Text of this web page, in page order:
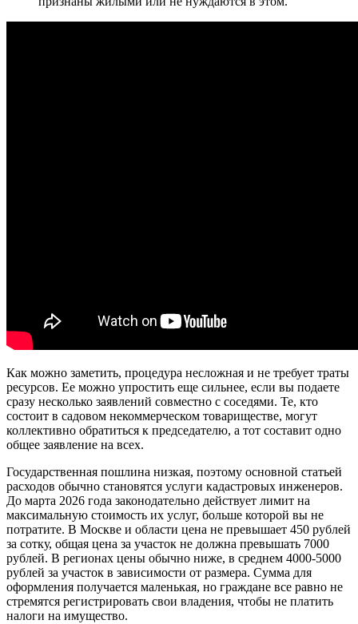
Как можно заметить, процедура несложная и не требует траты
ресурсов. Ее можно упростить еще сильнее, если вы подаете
сразу несколько заявлений совместно с соседями. Те, кто
состоит в садовом некоммерческом товариществе, могут
коллективно обратиться к председателю, а тот составит одно
общее заявление на всех.
Государственная пошлина низкая, поэтому основной статьей
расходов обычно становятся услуги кадастровых инженеров.
До марта 2026 года законодательно действует лимит на
максимальную стоимость их услуг, больше которой вы не
потратите. В Москве и области цена не превышает 450 рублей
за сотку, общая цена за участок не должна превышать 7000
рублей. В регионах цены обычно ниже, в среднем 4000-5000
рублей за участок в зависимости от размера. Сумма для
оформления получается маленькая, но граждане все равно не
стремятся регистрировать свои владения, чтобы не платить
налоги на имущество.